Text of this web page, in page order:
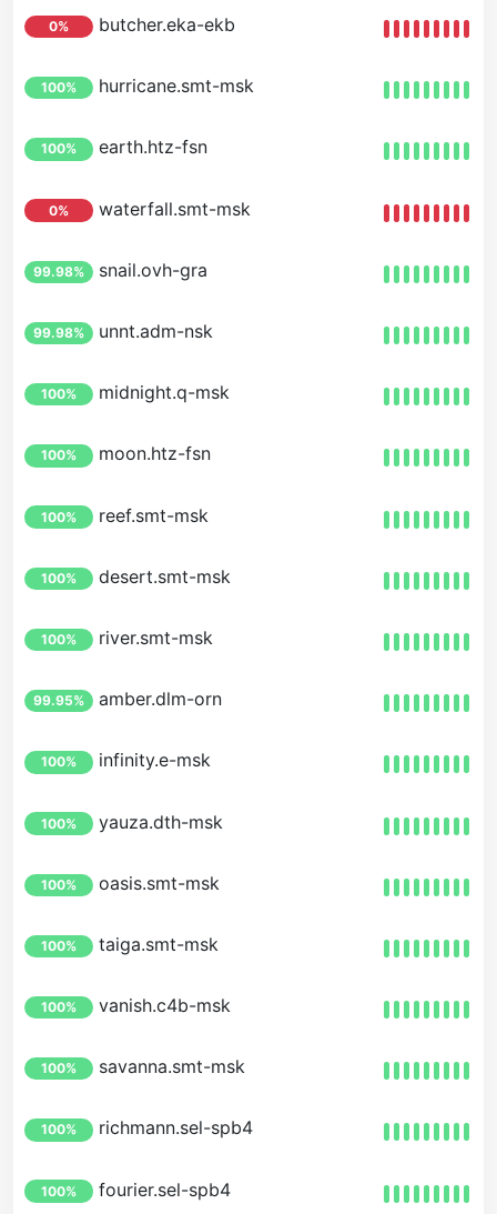
0% butcher.eka-ekb
100% hurricane.smt-msk
100% earth.htz-fsn
0% waterfall.smt-msk
99.98% snail.ovh-gra
99.98% unnt.adm-nsk
100% midnight.q-msk
100% moon.htz-fsn
100% reef.smt-msk
100% desert.smt-msk
100% river.smt-msk
99.95% amber.dlm-orn
100% infinity.e-msk
100% yauza.dth-msk
100% oasis.smt-msk
100% taiga.smt-msk
100% vanish.c4b-msk
100% savanna.smt-msk
100% richmann.sel-spb4
100% fourier.sel-spb4